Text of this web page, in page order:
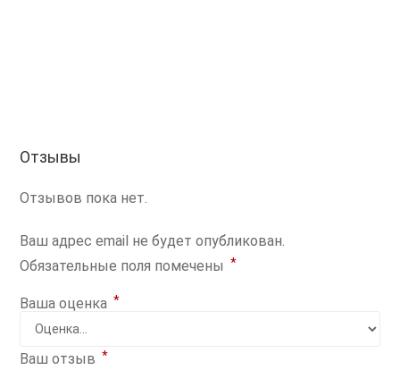
Отзывы
Отзывов пока нет.
Ваш адрес email не будет опубликован.
Обязательные поля помечены *
Ваша оценка *
Ваш отзыв *